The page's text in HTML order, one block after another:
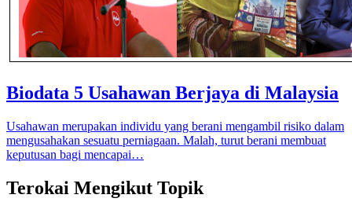
Biodata 5 Usahawan Berjaya di Malaysia
Usahawan merupakan individu yang berani mengambil risiko dalam
mengusahakan sesuatu perniagaan. Malah, turut berani membuat
keputusan bagi mencapai…
Terokai Mengikut Topik